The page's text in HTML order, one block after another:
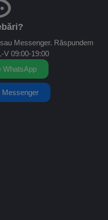
Messenger. Răspundem
V 09:00-19:00
WhatsApp
Messenger